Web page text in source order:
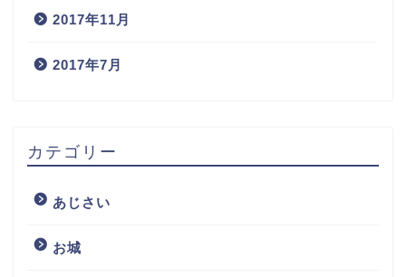
2017年11月
2017年7月
カテゴリー
あじさい
お城